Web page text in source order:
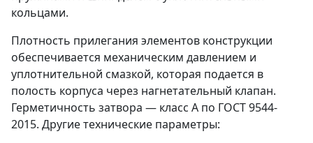
кольцами.
Плотность прилегания элементов конструкции
обеспечивается механическим давлением и
уплотнительной смазкой, которая подается в
полость корпуса через нагнетательный клапан.
Герметичность затвора — класс А по ГОСТ 9544-
2015. Другие технические параметры: